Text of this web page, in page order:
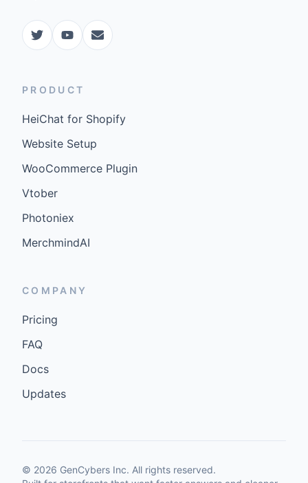
PRODUCT
HeiChat for Shopify
Website Setup
WooCommerce Plugin
Vtober
Photoniex
MerchmindAI
COMPANY
Pricing
FAQ
Docs
Updates
© 2026 GenCybers Inc. All rights reserved.